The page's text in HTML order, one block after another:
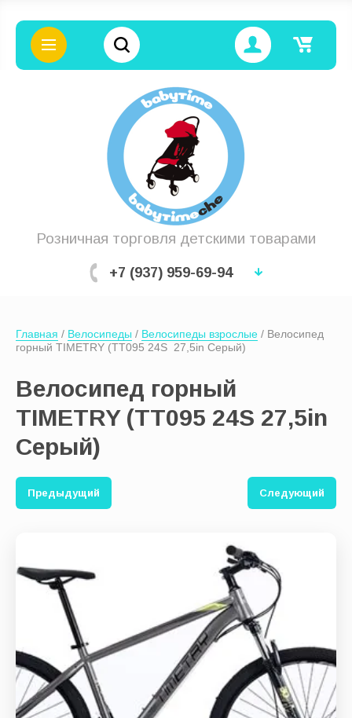
Текст:
Выберите категорию:
Производитель:
Спецпредложение:
Результатов на странице:
Показать
Розничная торговля детскими товарами
+7 (937) 959-69-94
Главная / Велосипеды / Велосипеды взрослые / Велосипед
горный TIMETRY (TT095 24S  27,5in Серый)
Велосипед горный
TIMETRY (TT095 24S 27,5in
Серый)
Предыдущий Следующий